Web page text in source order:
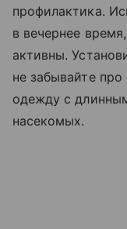
профилактика.
в вечернее
активны.
не забывайте
одежду с
насекомых.